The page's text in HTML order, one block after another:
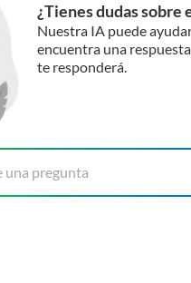
¿Tienes dudas sobre
Nuestra IA puede
encuentra una
te responderá.
una pregunta